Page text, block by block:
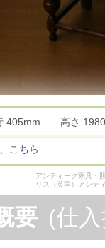
405mm 高さ
こちら
アンティーク家具・
リス（英国）アンテ
要 (仕